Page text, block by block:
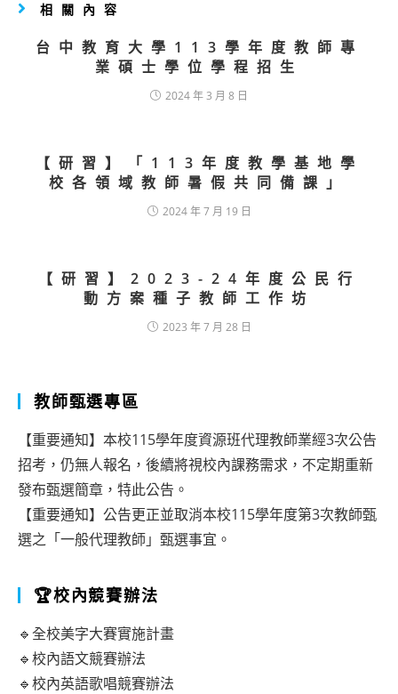
相關內容
台中教育大學113學年度教師專
業碩士學位學程招生
2024 年 3 月 8 日
【研習】「113年度教學基地學
校各領域教師暑假共同備課」
2024 年 7 月 19 日
【研習】2023-24年度公民行
動方案種子教師工作坊
2023 年 7 月 28 日
教師甄選專區
【重要通知】本校115學年度資源班代理教師業經3次公告
招考，仍無人報名，後續將視校內課務需求，不定期重新
發布甄選簡章，特此公告。
【重要通知】公告更正並取消本校115學年度第3次教師甄
選之「一般代理教師」甄選事宜。
🏆校內競賽辦法
🔹全校美字大賽實施計畫
🔹校內語文競賽辦法
🔹校內英語歌唱競賽辦法